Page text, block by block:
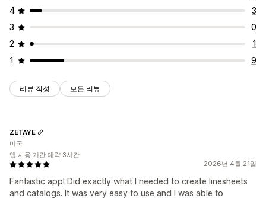
4
3
3
0
2
1
1
9
리뷰 작성 모든 리뷰
2026년 4월 21일
Fantastic app! Did exactly what I needed to create linesheets
and catalogs. It was very easy to use and I was able to
ZETAYE
미국
앱 사용 기간 대략 3시간